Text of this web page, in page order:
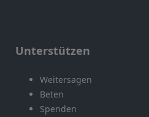
Unterstützen
Weitersagen
Beten
Spenden